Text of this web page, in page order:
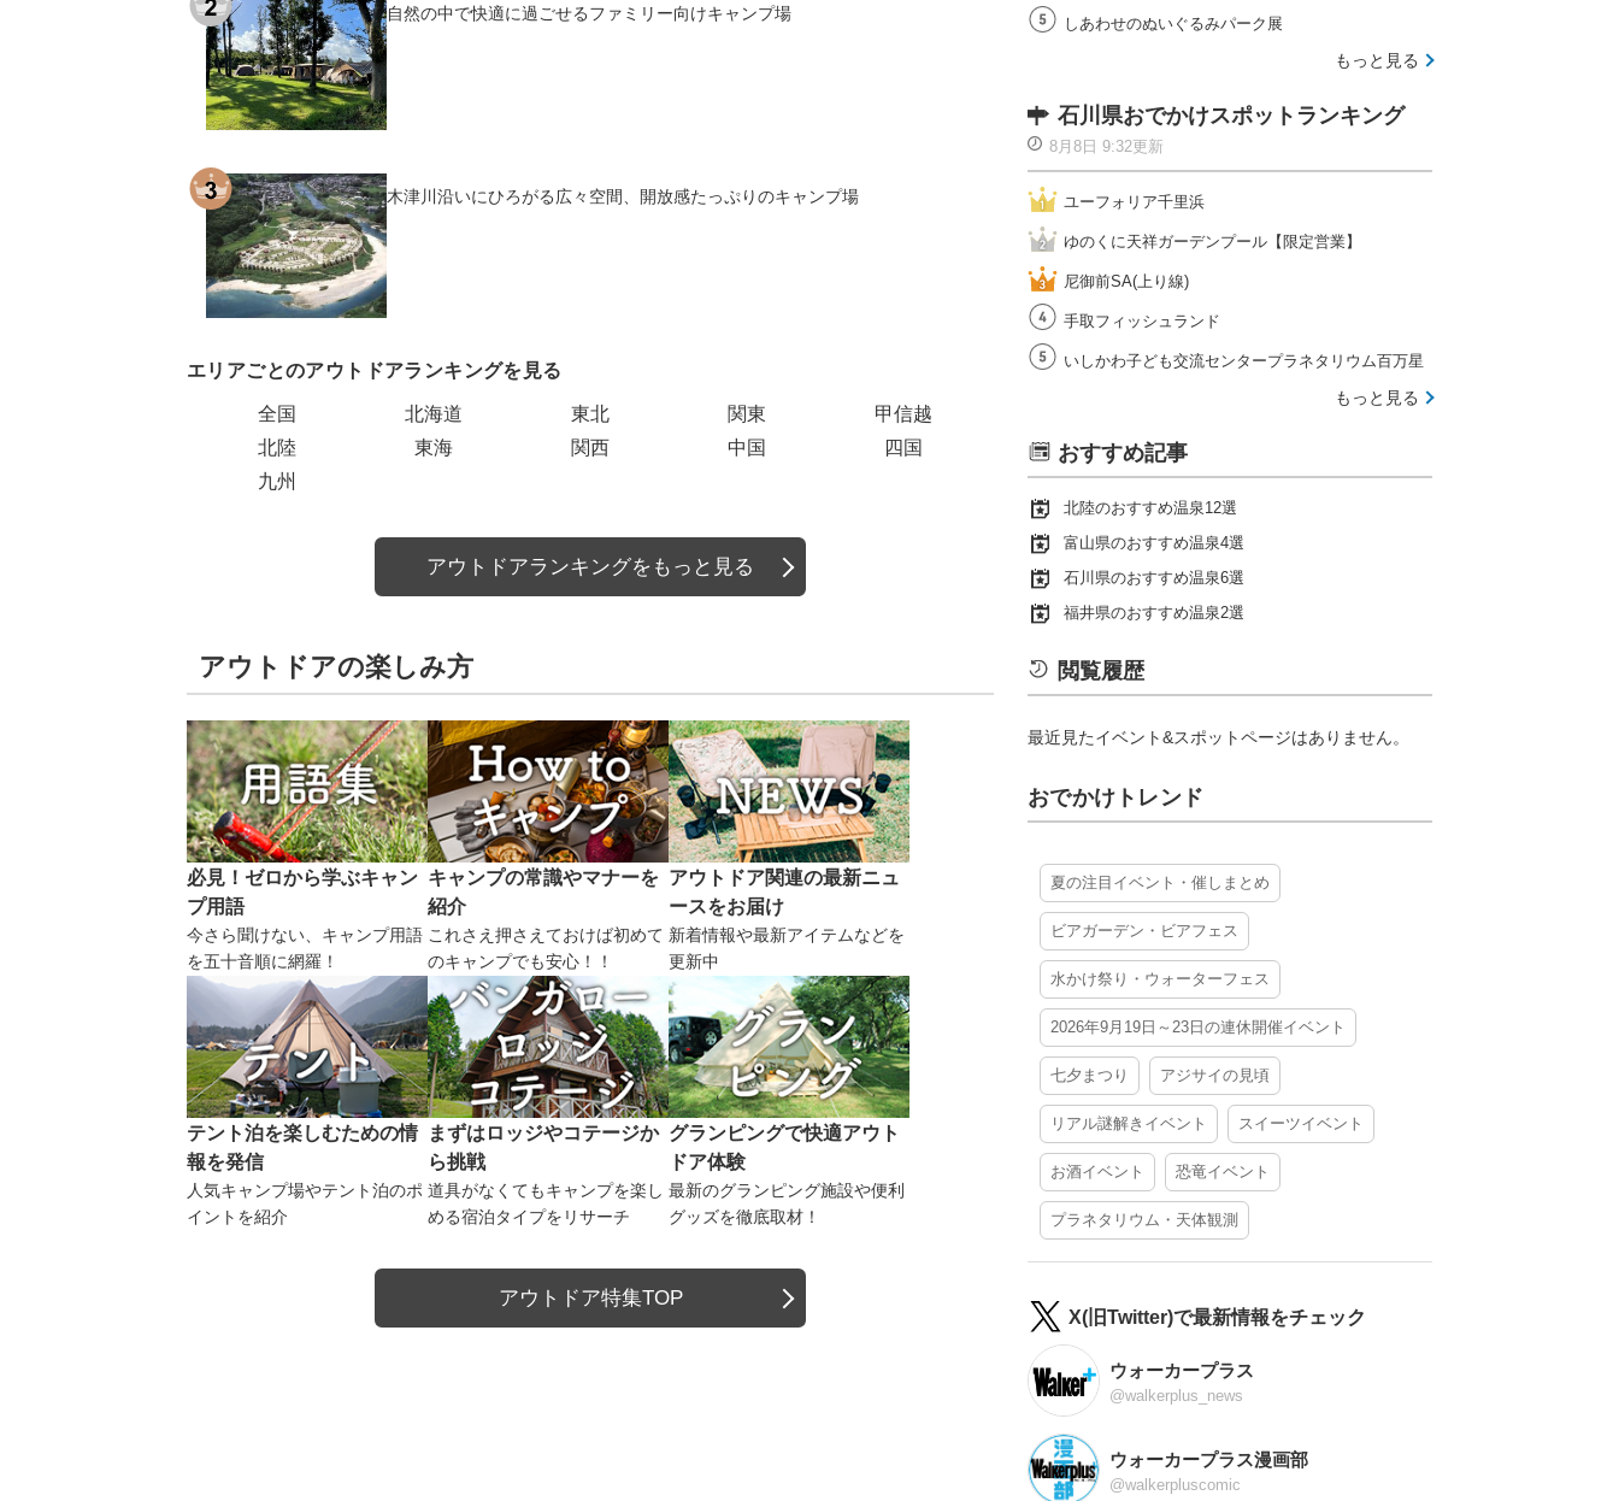
自然の中で快適に過ごせるファミリー向けキャンプ場
木津川沿いにひろがる広々空間、開放感たっぷりのキャンプ場
エリアごとのアウトドアランキングを見る
全国 北海道 東北 関東
甲信越
北陸
東海 関西 中国
四国
九州
アウトドアランキングをもっと見る
自然の中で快適に過ごせるファミリー向けキャンプ場
木津川沿いにひろがる広々空間、開放感たっぷりのキ
エリアごとのキャンプ場ランキングを見る
北陸
九州
キャンプ場ランキングをもっと見る
アウトドアの楽しみ方
必見！ゼロから学ぶキャン
プ用語
今さら聞けない、キャンプ用語
を五十音順に網羅！
キャンプの常識やマナーを
紹介
これさえ押さえておけば初めて
のキャンプでも安心！！
アウトドア関連の最新ニュ
ースをお届け
新着情報や最新アイテムなどを
更新中
テント泊を楽しむための情
報を発信
人気キャンプ場やテント泊のポ
イントを紹介
まずはロッジやコテージか
ら挑戦
道具がなくてもキャンプを楽し
める宿泊タイプをリサーチ
グランピングで快適アウト
ドア体験
最新のグランピング施設や便利
グッズを徹底取材！
アウトドア特集TOP
しあわせのぬいぐるみパーク展
もっと見る
石川県おでかけスポットランキング
8月8日 9:32更新
ユーフォリア千里浜
ゆのくに天祥ガーデンプール【限定営業】
尼御前SA(上り線)
手取フィッシュランド
いしかわ子ども交流センタープラネタリウム百万星
もっと見る
おすすめ記事
北陸のおすすめ温泉12選
富山県のおすすめ温泉4選
石川県のおすすめ温泉6選
福井県のおすすめ温泉2選
閲覧履歴
最近見たイベント&スポットページはありません。
おでかけトレンド
夏の注目イベント・催しまとめ
ビアガーデン・ビアフェス
水かけ祭り・ウォーターフェス
2026年9月19日～23日の連休開催イベント
七夕まつり アジサイの見頃
リアル謎解きイベント スイーツイベント
お酒イベント 恐竜イベント
プラネタリウム・天体観測
X(旧Twitter)で最新情報をチェック
ウォーカープラス
@walkerplus_news
ウォーカープラス漫画部
@walkerpluscomic